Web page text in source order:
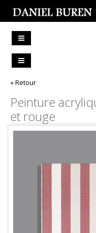
« Retour
Peinture
et rouge